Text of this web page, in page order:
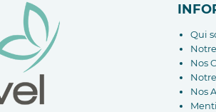
Qui
Nos
Nos